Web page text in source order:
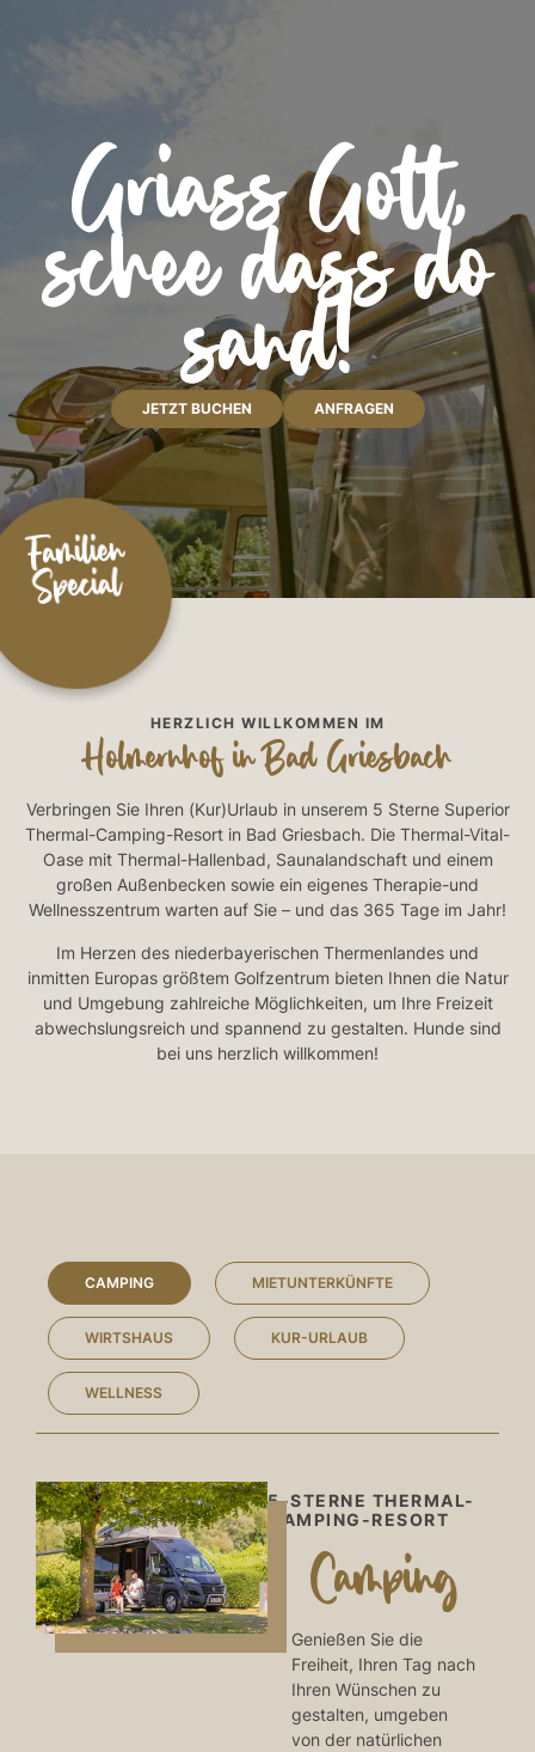
Familien
Special
Griass Gott,
schee dass do
sand!
JETZT BUCHEN ANFRAGEN
HERZLICH WILLKOMMEN IM
Holmernhof in Bad Griesbach
Verbringen Sie Ihren (Kur)Urlaub in unserem 5 Sterne Superior
Thermal-Camping-Resort in Bad Griesbach. Die Thermal-Vital-
Oase mit Thermal-Hallenbad, Saunalandschaft und einem
großen Außenbecken sowie ein eigenes Therapie-und
Wellnesszentrum warten auf Sie – und das 365 Tage im Jahr!
Im Herzen des niederbayerischen Thermenlandes und
inmitten Europas größtem Golfzentrum bieten Ihnen die Natur
und Umgebung zahlreiche Möglichkeiten, um Ihre Freizeit
abwechslungsreich und spannend zu gestalten. Hunde sind
bei uns herzlich willkommen!
CAMPING MIETUNTERKÜNFTE
WIRTSHAUS KUR-URLAUB
WELLNESS
5-STERNE THERMAL-
CAMPING-RESORT
Camping
Genießen Sie die
Freiheit, Ihren Tag nach
Ihren Wünschen zu
gestalten, umgeben
von der natürlichen